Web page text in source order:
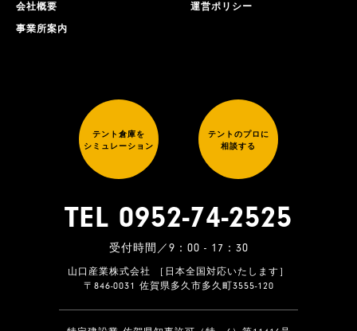
会社概要
事業所案内
運営ポリシー
テント倉庫を
シミュレーション
テントのプロに
相談する
TEL 0952-74-2525
受付時間／9：00 - 17：30
山口産業株式会社 ［日本全国対応いたします］
〒846-0031 佐賀県多久市多久町3555-120